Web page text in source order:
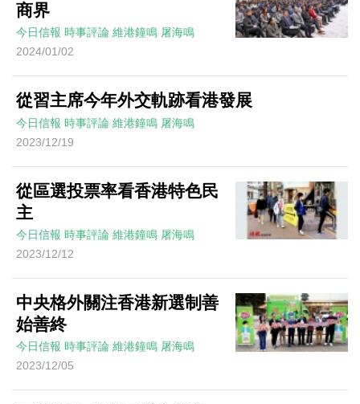
商界
今日信報 時事評論 維港鐘鳴 屠海鳴
2024/01/02
從習主席今年外交軌跡看港發展
今日信報 時事評論 維港鐘鳴 屠海鳴
2023/12/19
從區選投票率看香港特色民
主
今日信報 時事評論 維港鐘鳴 屠海鳴
2023/12/12
中央格外關注香港新選制善
始善終
今日信報 時事評論 維港鐘鳴 屠海鳴
2023/12/05